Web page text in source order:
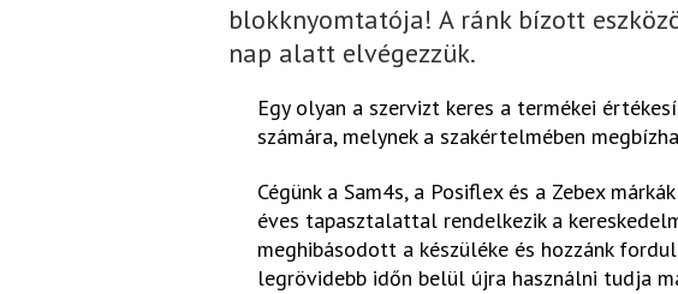
blokknyomtatója! A ránk bízott
nap alatt elvégezzük.
Egy olyan a szervizt keres a termékei
számára, melynek a szakértelmében
Cégünk a Sam4s, a Posiflex és a Zebex
éves tapasztalattal rendelkezik a
meghibásodott a készüléke és hozzánk
legrövidebb időn belül újra használni tudja